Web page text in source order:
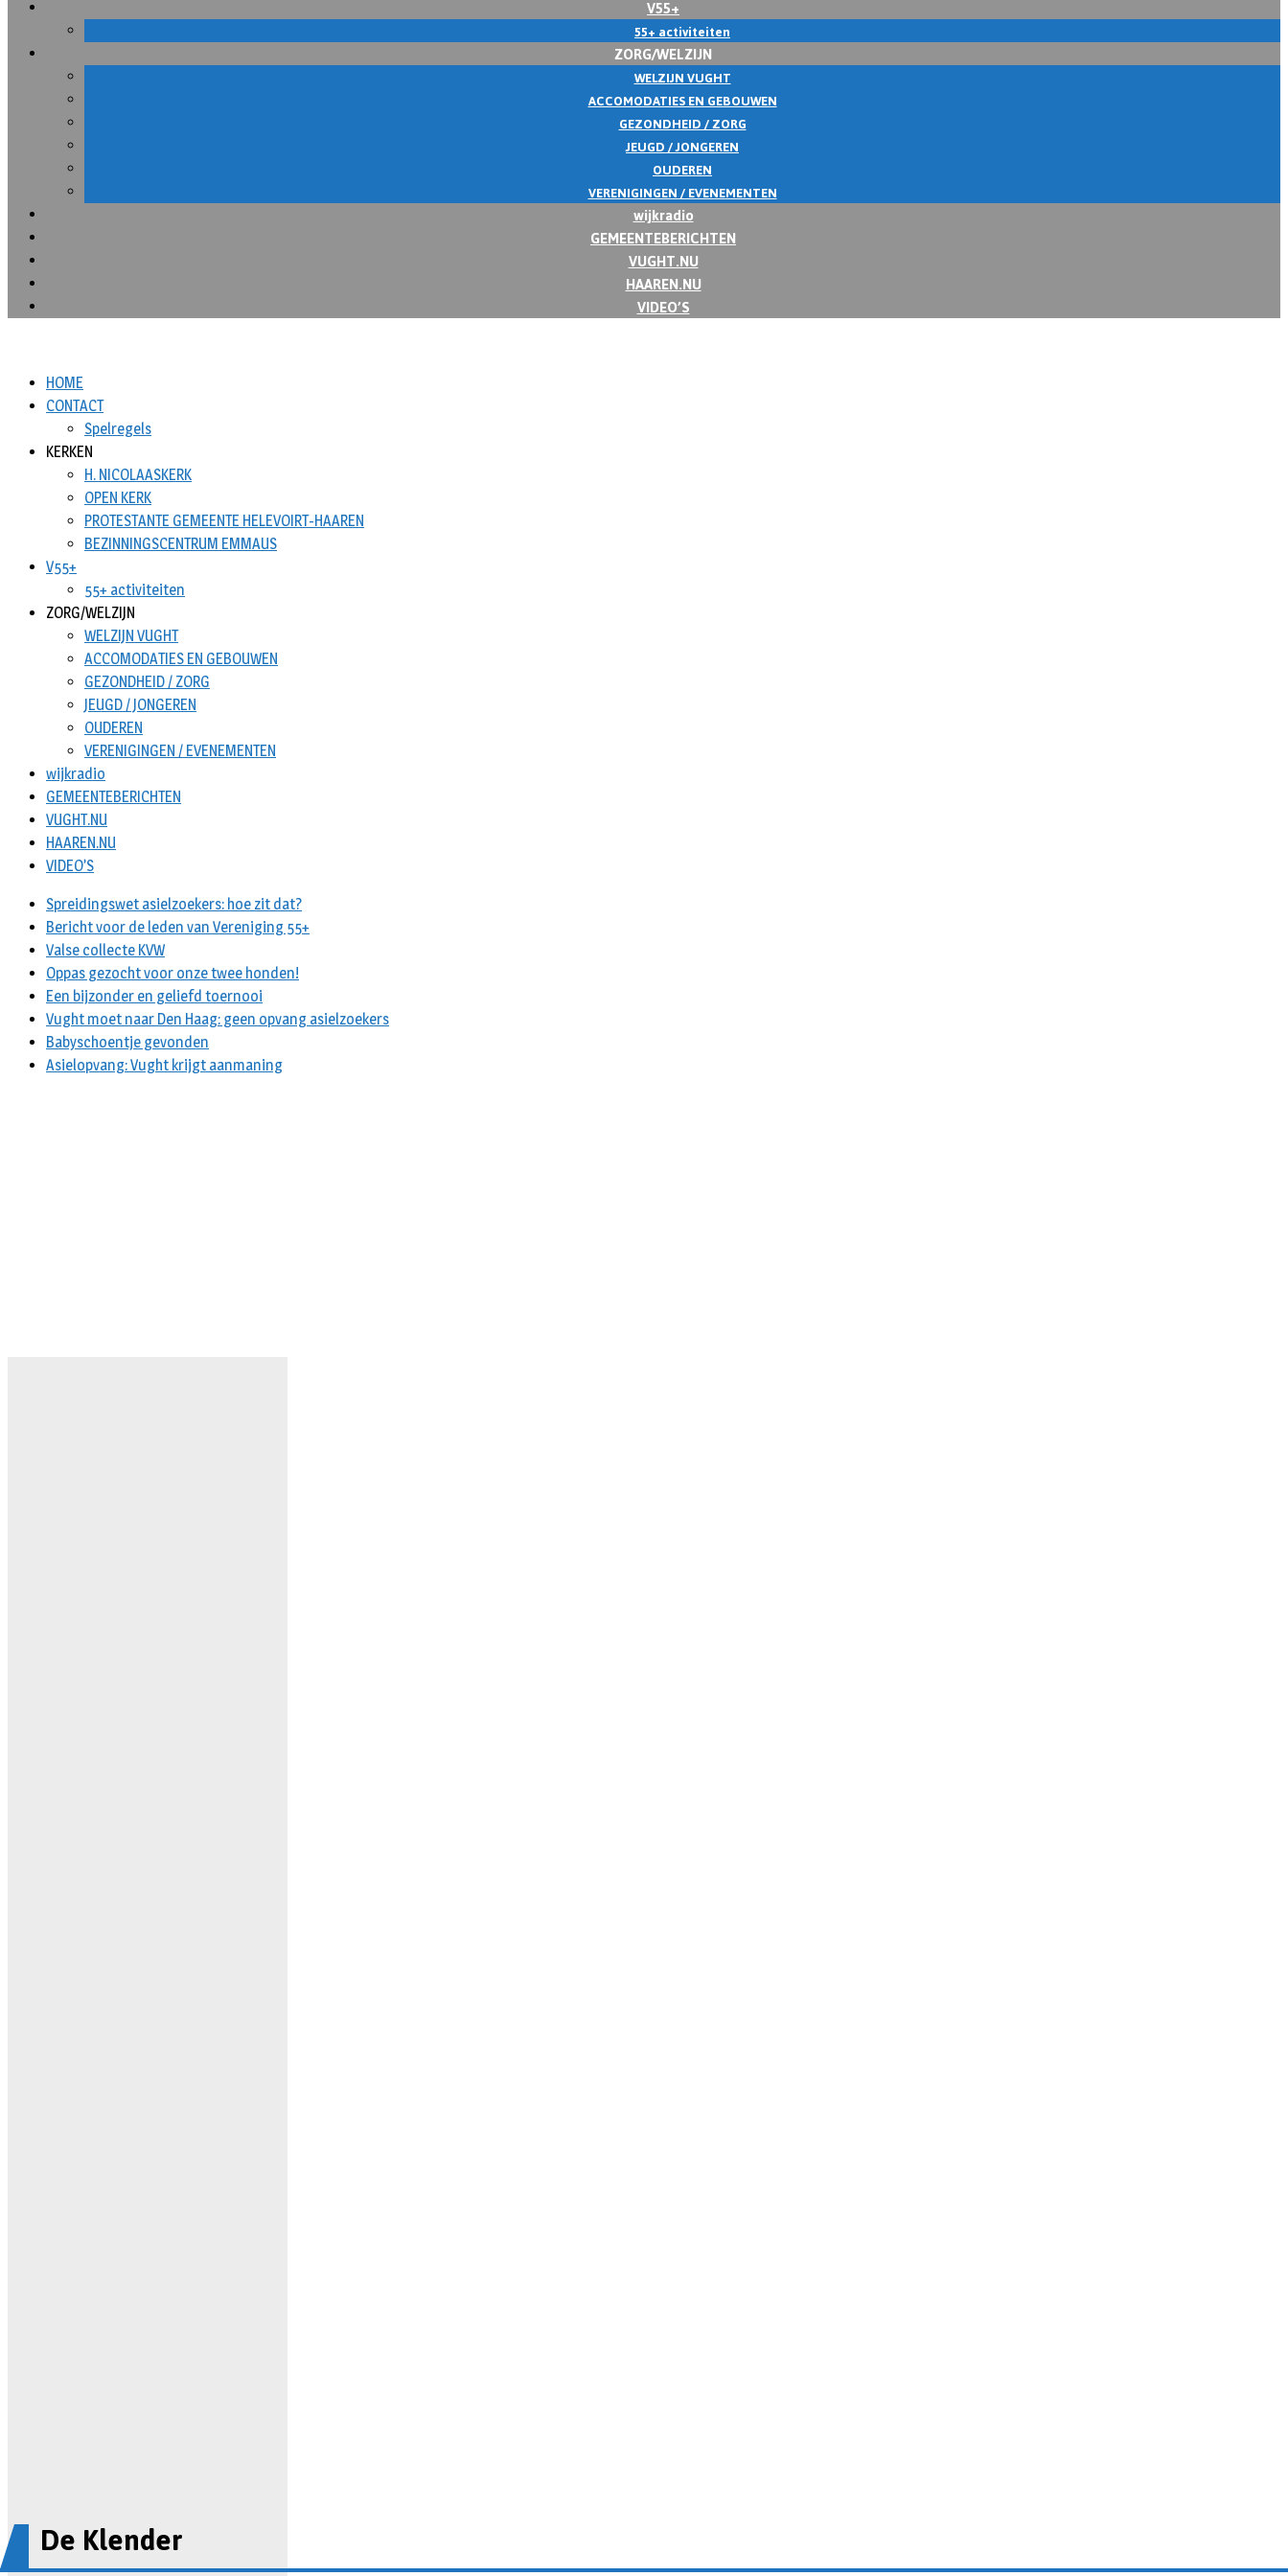
V55+
55+ activiteiten
ZORG/WELZIJN
WELZIJN VUGHT
ACCOMODATIES EN GEBOUWEN
GEZONDHEID / ZORG
JEUGD / JONGEREN
OUDEREN
VERENIGINGEN / EVENEMENTEN
wijkradio
GEMEENTEBERICHTEN
VUGHT.NU
HAAREN.NU
VIDEO’S
HOME
CONTACT
Spelregels
KERKEN
H. NICOLAASKERK
OPEN KERK
PROTESTANTE GEMEENTE HELEVOIRT-HAAREN
BEZINNINGSCENTRUM EMMAUS
V55+
55+ activiteiten
ZORG/WELZIJN
WELZIJN VUGHT
ACCOMODATIES EN GEBOUWEN
GEZONDHEID / ZORG
JEUGD / JONGEREN
OUDEREN
VERENIGINGEN / EVENEMENTEN
wijkradio
GEMEENTEBERICHTEN
VUGHT.NU
HAAREN.NU
VIDEO’S
Spreidingswet asielzoekers: hoe zit dat?
Bericht voor de leden van Vereniging 55+
Valse collecte KVW
Oppas gezocht voor onze twee honden!
Een bijzonder en geliefd toernooi
Vught moet naar Den Haag: geen opvang asielzoekers
Babyschoentje gevonden
Asielopvang: Vught krijgt aanmaning
De Klender